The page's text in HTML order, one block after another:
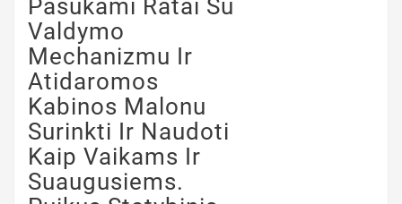
Pasukami Ratai Su
Valdymo
Mechanizmu Ir
Atidaromos
Kabinos Malonu
Surinkti Ir Naudoti
Kaip Vaikams Ir
Suaugusiems.